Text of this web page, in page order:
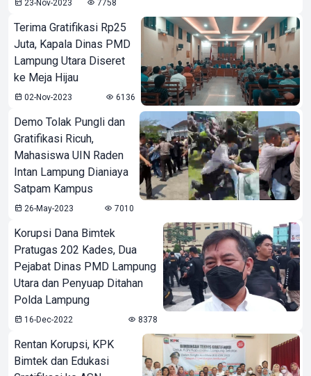
23-Nov-2023 7758
Terima Gratifikasi Rp25
Juta, Kapala Dinas PMD
Lampung Utara Diseret
ke Meja Hijau
02-Nov-2023 6136
Demo Tolak Pungli dan
Gratifikasi Ricuh,
Mahasiswa UIN Raden
Intan Lampung Dianiaya
Satpam Kampus
26-May-2023 7010
Korupsi Dana Bimtek
Pratugas 202 Kades, Dua
Pejabat Dinas PMD Lampung
Utara dan Penyuap Ditahan
Polda Lampung
16-Dec-2022 8378
Rentan Korupsi, KPK
Bimtek dan Edukasi